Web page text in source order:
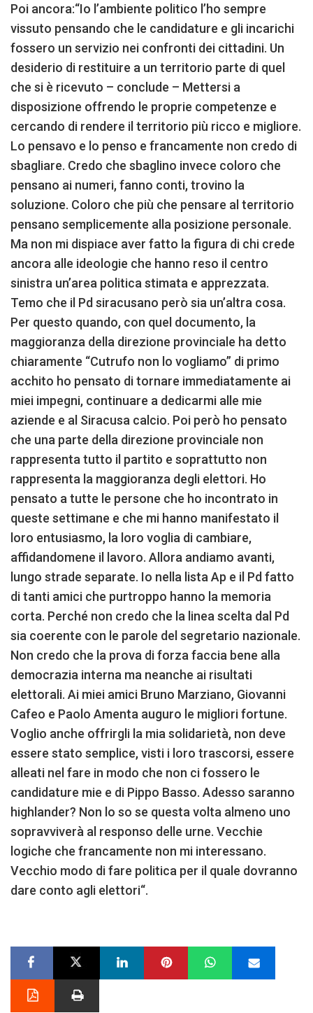
Poi ancora:“Io l’ambiente politico l’ho sempre
vissuto pensando che le candidature e gli incarichi
fossero un servizio nei confronti dei cittadini. Un
desiderio di restituire a un territorio parte di quel
che si è ricevuto – conclude – Mettersi a
disposizione offrendo le proprie competenze e
cercando di rendere il territorio più ricco e migliore.
Lo pensavo e lo penso e francamente non credo di
sbagliare. Credo che sbaglino invece coloro che
pensano ai numeri, fanno conti, trovino la
soluzione. Coloro che più che pensare al territorio
pensano semplicemente alla posizione personale.
Ma non mi dispiace aver fatto la figura di chi crede
ancora alle ideologie che hanno reso il centro
sinistra un’area politica stimata e apprezzata.
Temo che il Pd siracusano però sia un’altra cosa.
Per questo quando, con quel documento, la
maggioranza della direzione provinciale ha detto
chiaramente “Cutrufo non lo vogliamo” di primo
acchito ho pensato di tornare immediatamente ai
miei impegni, continuare a dedicarmi alle mie
aziende e al Siracusa calcio. Poi però ho pensato
che una parte della direzione provinciale non
rappresenta tutto il partito e soprattutto non
rappresenta la maggioranza degli elettori. Ho
pensato a tutte le persone che ho incontrato in
queste settimane e che mi hanno manifestato il
loro entusiasmo, la loro voglia di cambiare,
affidandomene il lavoro. Allora andiamo avanti,
lungo strade separate. Io nella lista Ap e il Pd fatto
di tanti amici che purtroppo hanno la memoria
corta. Perché non credo che la linea scelta dal Pd
sia coerente con le parole del segretario nazionale.
Non credo che la prova di forza faccia bene alla
democrazia interna ma neanche ai risultati
elettorali. Ai miei amici Bruno Marziano, Giovanni
Cafeo e Paolo Amenta auguro le migliori fortune.
Voglio anche offrirgli la mia solidarietà, non deve
essere stato semplice, visti i loro trascorsi, essere
alleati nel fare in modo che non ci fossero le
candidature mie e di Pippo Basso. Adesso saranno
highlander? Non lo so se questa volta almeno uno
sopravviverà al responso delle urne. Vecchie
logiche che francamente non mi interessano.
Vecchio modo di fare politica per il quale dovranno
dare conto agli elettori“.